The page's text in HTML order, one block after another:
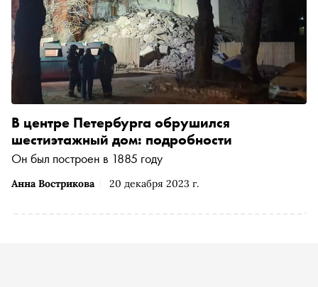
Анна Вострикова 20 декабря 2023 г.
В центре Петербурга обрушился
шестиэтажный дом: подробности
Он был построен в 1885 году